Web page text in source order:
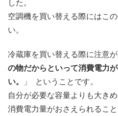
した。
空調機を買い替える際にはこ
い。
冷蔵庫を買い替える際に注意が
の物だからといって消費電力
い。
」 ということです。
自分が必要な容量よりも大き
消費電力量がおさえられること